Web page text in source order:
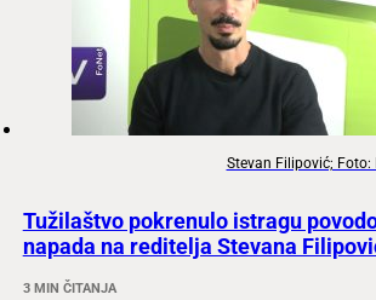
Stevan Filipović; Foto:
Tužilaštvo pokrenulo istragu
napada na reditelja Stevana
3 MIN ČITANJA